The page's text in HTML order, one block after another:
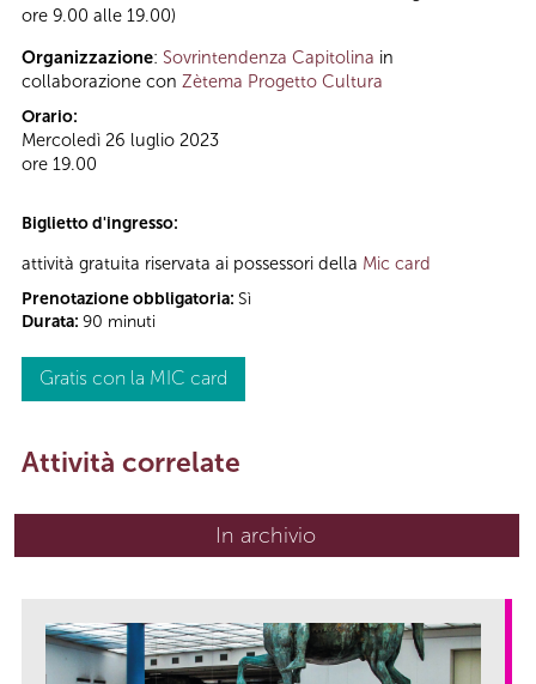
ore 9.00 alle 19.00)
Organizzazione: Sovrintendenza Capitolina in
collaborazione con Zètema Progetto Cultura
Orario:
Mercoledì 26 luglio 2023
ore 19.00
Biglietto d'ingresso:
attività gratuita riservata ai possessori della Mic card
Prenotazione obbligatoria: Sì
Durata: 90 minuti
Gratis con la MIC card
Attività correlate
In archivio